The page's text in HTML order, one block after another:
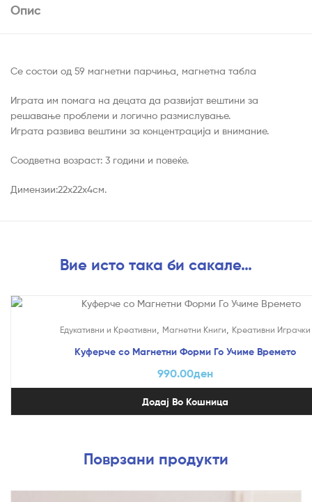
Опис
Се состои од 59 магнетни парчиња, магнетна табла
Играта им помага на децата да развијат вештини за
решавање проблеми и логично размислување.
Играта развива вештини за концентрација и внимание.
Соодветна возраст: 3 години и повеќе.
Димензии:22x22x4см.
Вие исто така би сакале…
Едукативни и Креативни Магнетни Книги Креативни Играчки
Куферче со Магнетни Форми Го Учиме Времето
990.00ден
Додај Во Кошница
Поврзани продукти